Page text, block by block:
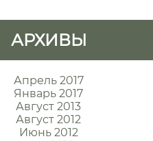
АРХИВЫ
Апрель 2017
Январь 2017
Август 2013
Август 2012
Июнь 2012